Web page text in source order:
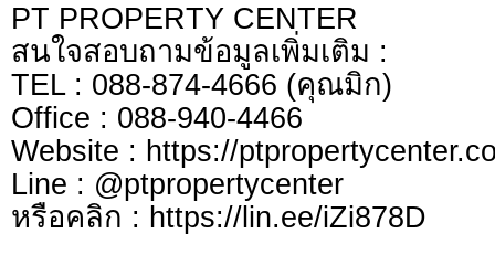
PT PROPERTY CENTER
สนใจสอบถามข้อมูลเพิ่มเติม :
TEL : 088-874-4666 (คุณมิก)
Office : 088-940-4466
Website : https://
Line : @ptpropertycenter
หรือคลิก : https://lin.ee/iZi878D